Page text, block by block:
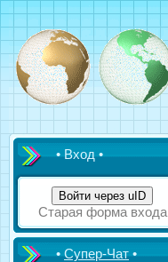
• Вход •
Войти через uID
Старая форма входа
•Супер-Чат•